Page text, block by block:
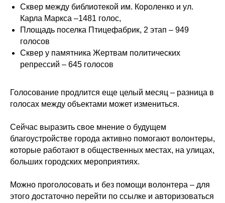
Сквер между библиотекой им. Короленко и ул.
Карла Маркса –1481 голос,
Площадь поселка Птицефабрик, 2 этап – 949
голосов
Сквер у памятника Жертвам политических
репрессий – 645 голосов
Голосование продлится еще целый месяц – разница в
голосах между объектами может измениться.
Сейчас выразить свое мнение о будущем
благоустройстве города активно помогают волонтеры,
которые работают в общественных местах, на улицах,
больших городских мероприятиях.
Можно проголосовать и без помощи волонтера – для
этого достаточно перейти по ссылке и авторизоваться